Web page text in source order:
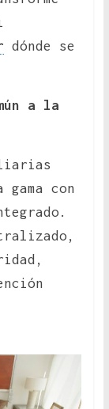
dónde se
a la
con